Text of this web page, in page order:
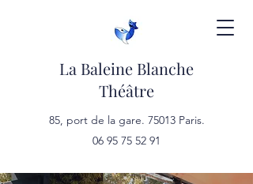
La Baleine Blanche
Théâtre
85, port de la gare. 75013 Paris.
06 95 75 52 91